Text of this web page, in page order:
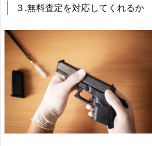
３.無料査定を対応してくれるか